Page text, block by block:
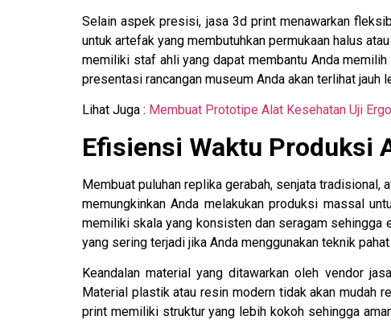
Selain aspek presisi, jasa 3d print menawarkan
untuk artefak yang membutuhkan permukaan halus
memiliki staf ahli yang dapat membantu Anda
presentasi rancangan museum Anda akan terlihat jauh
Lihat Juga : Membuat Prototipe Alat Kesehatan Uji
Efisiensi Waktu Produksi
Membuat puluhan replika gerabah, senjata
memungkinkan Anda melakukan produksi massal
memiliki skala yang konsisten dan seragam sehingga
yang sering terjadi jika Anda menggunakan teknik
Keandalan material yang ditawarkan oleh vendor
Material plastik atau resin modern tidak akan mudah
print memiliki struktur yang lebih kokoh sehingga